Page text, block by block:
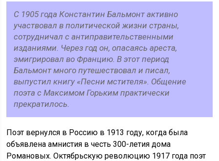
С 1905 года Константин Бальмонт активно
участвовал в политической жизни страны,
сотрудничал с антиправительственными
изданиями. Через год он, опасаясь ареста,
эмигрировал во Францию. В этот период
Бальмонт много путешествовал и писал,
выпустил книгу «Песни мстителя». Общение
поэта с Максимом Горьким практически
прекратилось.
Поэт вернулся в Россию в 1913 году, когда была
объявлена амнистия в честь 300-летия дома
Романовых. Октябрьскую революцию 1917 года поэт